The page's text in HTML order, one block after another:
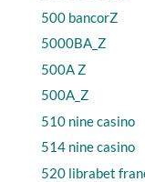
500 bancorZ
5000BA_Z
500A Z
500A_Z
510 nine casino
514 nine casino
520 librabet